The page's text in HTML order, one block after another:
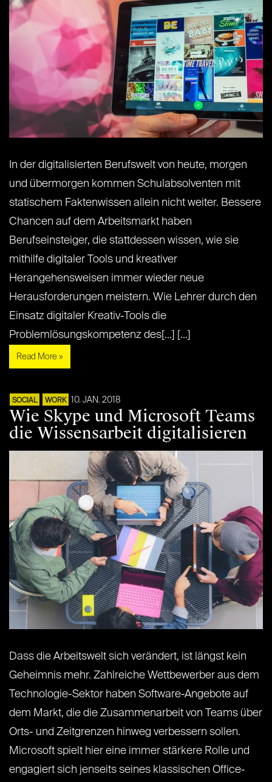
In der digitalisierten Berufswelt von heute, morgen
und übermorgen kommen Schulabsolventen mit
statischem Faktenwissen allein nicht weiter. Bessere
Chancen auf dem Arbeitsmarkt haben
Berufseinsteiger, die stattdessen wissen, wie sie
mithilfe digitaler Tools und kreativer
Herangehensweisen immer wieder neue
Herausforderungen meistern. Wie Lehrer durch den
Einsatz digitaler Kreativ-Tools die
Problemlösungskompetenz des[...] [...]
Read More »
SOCIAL WORK 10. JAN. 2018
Wie Skype und Microsoft Teams
die Wissensarbeit digitalisieren
Dass die Arbeitswelt sich verändert, ist längst kein
Geheimnis mehr. Zahlreiche Wettbewerber aus dem
Technologie-Sektor haben Software-Angebote auf
dem Markt, die die Zusammenarbeit von Teams über
Orts- und Zeitgrenzen hinweg verbessern sollen.
Microsoft spielt hier eine immer stärkere Rolle und
engagiert sich jenseits seines klassischen Office-